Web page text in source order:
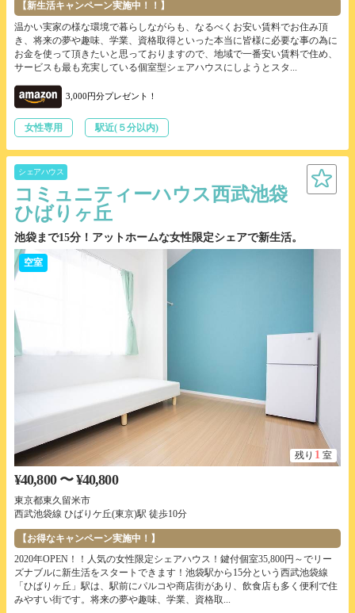
【新生活キャンペーン実施中！！】
温かい実家の様な環境で暮らしながらも、なるべくお安い賃料でお住み頂
き、将来の夢や趣味、学業、資格取得といった本当に皆様に必要な事の為に
お金を使って頂きたいと思っておりますので、地域で一番安い賃料で住め、
サービスも最も充実している個室型シェアハウスにしようとスタ...
3,000円分プレゼント！
女性専用 駅近(５分以内)
シェアハウス
コミュニティーハウス西武池袋
ひばりヶ丘
池袋まで15分！アットホームな女性限定シェアで新生活。
空室
残り 1 室
¥40,800 〜 ¥40,800
東京都東久留米市
西武池袋線 ひばりケ丘(東京)駅 徒歩10分
【お得なキャンペーン実施中！】
2020年OPEN！！人気の女性限定シェアハウス！鍵付個室35,800円～でリー
ズナブルに新生活をスタートできます！池袋駅から15分という西武池袋線
「ひばりヶ丘」駅は、駅前にパルコや商店街があり、飲食店も多く便利で住
みやすい街です。将来の夢や趣味、学業、資格取...